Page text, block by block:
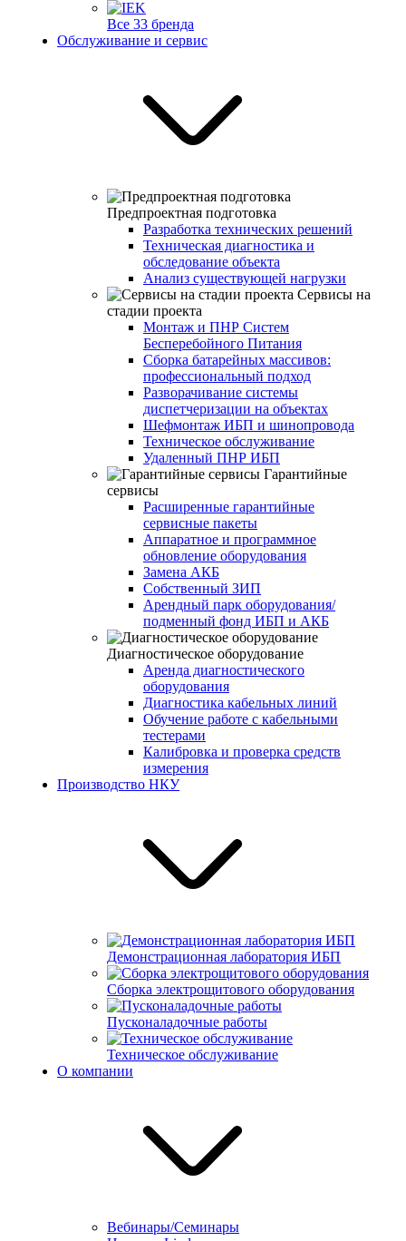
Все 33 бренда
Обслуживание и сервис
Предпроектная подготовка
Разработка технических решений
Техническая диагностика и
обследование объекта
Анализ существующей нагрузки
Сервисы на
стадии проекта
Монтаж и ПНР Систем
Бесперебойного Питания
Сборка батарейных массивов:
профессиональный подход
Разворачивание системы
диспетчеризации на объектах
Шефмонтаж ИБП и шинопровода
Техническое обслуживание
Удаленный ПНР ИБП
Гарантийные
сервисы
Расширенные гарантийные
сервисные пакеты
Аппаратное и программное
обновление оборудования
Замена АКБ
Собственный ЗИП
Арендный парк оборудования/
подменный фонд ИБП и АКБ
Диагностическое оборудование
Аренда диагностического
оборудования
Диагностика кабельных линий
Обучение работе с кабельными
тестерами
Калибровка и проверка средств
измерения
Производство НКУ
Демонстрационная лаборатория ИБП
Сборка электрощитового оборудования
Пусконаладочные работы
Техническое обслуживание
О компании
Вебинары/Семинары